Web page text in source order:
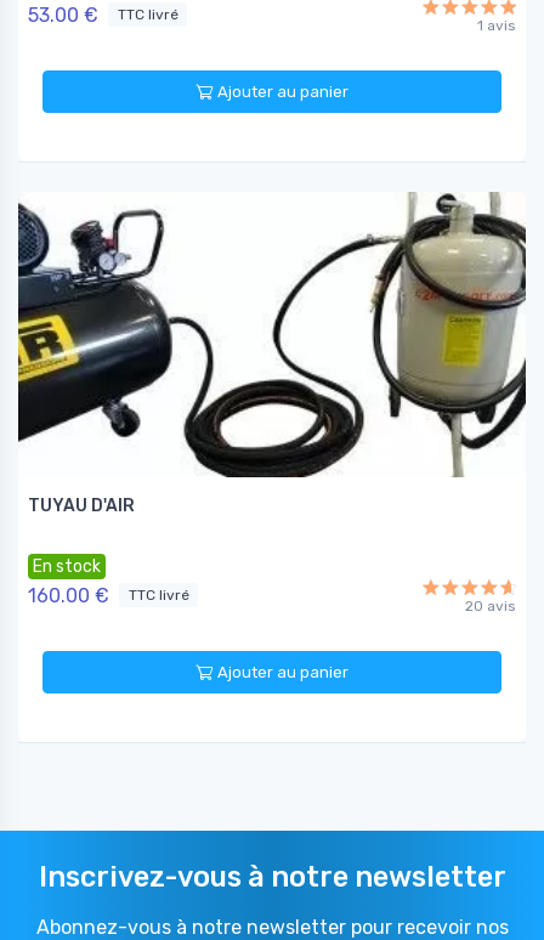
53.00 € TTC livré
1 avis
Ajouter au panier
TUYAU D'AIR
En stock
160.00 € TTC livré
20 avis
Ajouter au panier
Inscrivez-vous à notre newsletter
Abonnez-vous à notre newsletter pour recevoir nos